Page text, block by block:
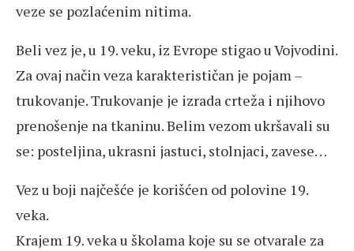
veze se pozlaćenim nitima.
Beli vez je, u 19. veku, iz Evrope stigao u Vojvodini.
Za ovaj način veza karakterističan je pojam –
trukovanje. Trukovanje je izrada crteža i njihovo
prenošenje na tkaninu. Belim vezom ukršavali su
se: posteljina, ukrasni jastuci, stolnjaci, zavese…
Vez u boji najčešće je korišćen od polovine 19.
veka.
Krajem 19. veka u školama koje su se otvarale za